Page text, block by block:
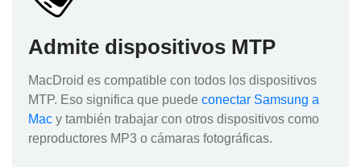
Admite dispositivos MTP
MacDroid es compatible con todos los dispositivos
MTP. Eso significa que puede conectar Samsung a
Mac y también trabajar con otros dispositivos como
reproductores MP3 o cámaras fotográficas.